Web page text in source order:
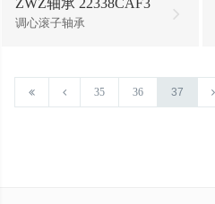
ZWZ轴承 22338CAF3
调心滚子轴承
35 36 37